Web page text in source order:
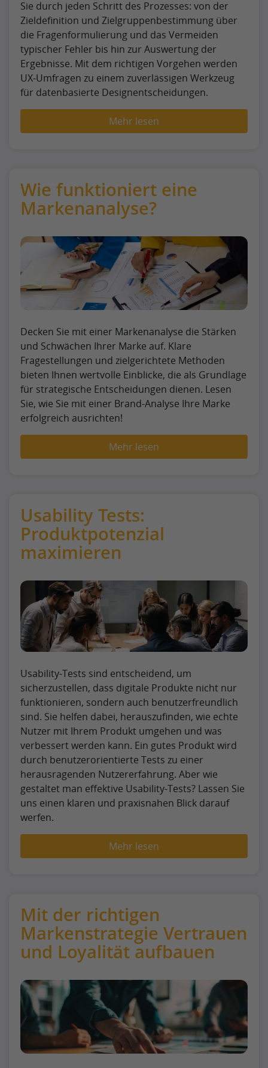
Sie durch jeden Schritt des Prozesses: von der
Zieldefinition und Zielgruppenbestimmung über
die Fragenformulierung und das Vermeiden
typischer Fehler bis hin zur Auswertung der
Ergebnisse. Mit dem richtigen Vorgehen werden
UX-Umfragen zu einem zuverlässigen Werkzeug
für datenbasierte Designentscheidungen.
Mehr lesen
Wie funktioniert eine
Markenanalyse?
Decken Sie mit einer Markenanalyse die Stärken
und Schwächen Ihrer Marke auf. Klare
Fragestellungen und zielgerichtete Methoden
bieten Ihnen wertvolle Einblicke, die als Grundlage
für strategische Entscheidungen dienen. Lesen
Sie, wie Sie mit einer Brand-Analyse Ihre Marke
erfolgreich ausrichten!
Mehr lesen
Usability Tests:
Produktpotenzial
maximieren
Usability-Tests sind entscheidend, um
sicherzustellen, dass digitale Produkte nicht nur
funktionieren, sondern auch benutzerfreundlich
sind. Sie helfen dabei, herauszufinden, wie echte
Nutzer mit Ihrem Produkt umgehen und was
verbessert werden kann. Ein gutes Produkt wird
durch benutzerorientierte Tests zu einer
herausragenden Nutzererfahrung. Aber wie
gestaltet man effektive Usability-Tests? Lassen Sie
uns einen klaren und praxisnahen Blick darauf
werfen.
Mehr lesen
Mit der richtigen
Markenstrategie Vertrauen
und Loyalität aufbauen